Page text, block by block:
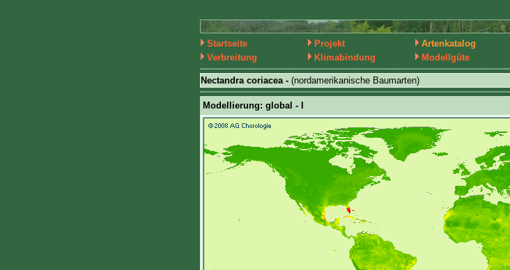
Startseite Projekt Artenkatalog
Verbreitung
Klimabindung Modellgüte
Nectandra coriacea - (nordamerikanische Baumarten)
Modellierung: global - I